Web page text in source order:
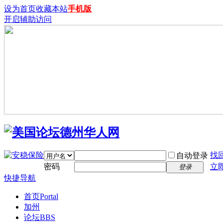
设为首页收藏本站手机版
开启辅助访问
自动登录 找
密码
登录
立
快捷导航
首页Portal
加州
论坛BBS